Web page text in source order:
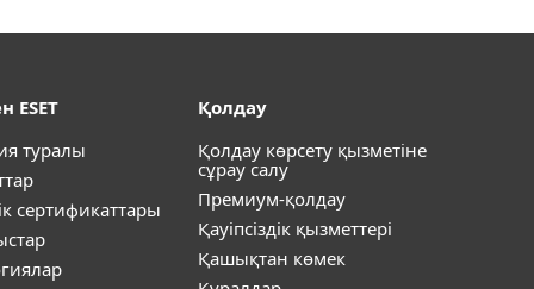
ESET
туралы
сертификаттары
Қолдау
Қолдау көрсету қызметіне
сұрау салу
Премиум-қолдау
Қауіпсіздік қызметтері
Қашықтан көмек